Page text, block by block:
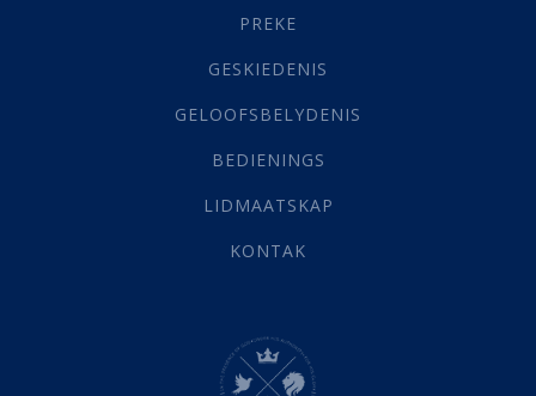
(21)
Grys Areas(4)
Lewensdoel(3)
Selfondersoek(1)
Werk(22)
(142)
Hemel (31)
PREKE
GESKIEDENIS
GELOOFSBELYDENIS
BEDIENINGS
LIDMAATSKAP
KONTAK